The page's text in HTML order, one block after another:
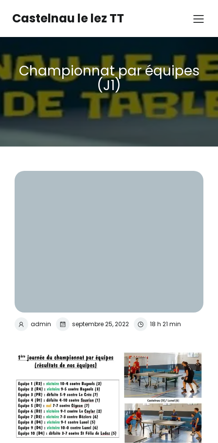
Castelnau le lez TT
Championnat par équipes
(J1)
admin septembre 25, 2022 18 h 21 min